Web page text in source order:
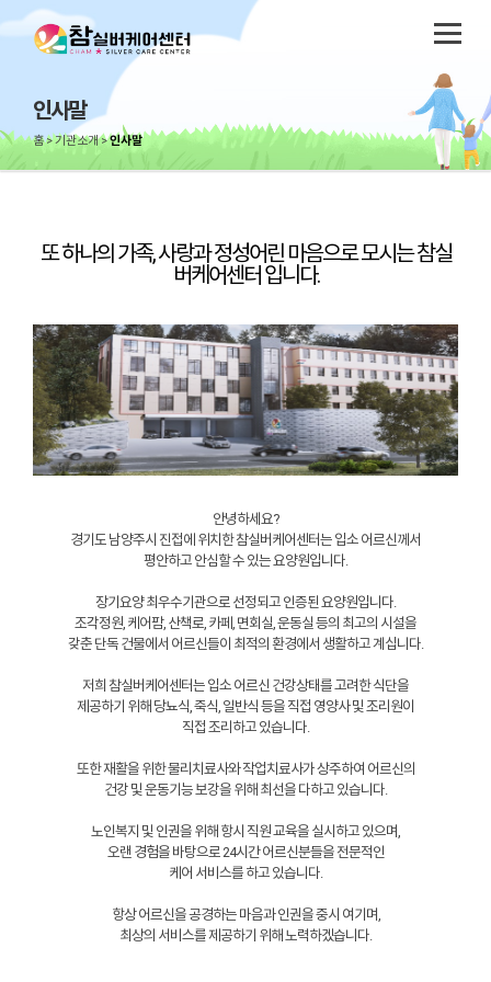
인사말
홈 기관소개 인사말
또 하나의 가족, 사랑과 정성어린 마음으로 모시는 참실
버케어센터 입니다.
안녕하세요?
경기도 남양주시 진접에 위치한 참실버케어센터는 입소 어르신께서
평안하고 안심할 수 있는 요양원입니다.
장기요양 최우수기관으로 선정되고 인증된 요양원입니다.
조각정원, 케어팜, 산책로, 카페, 면회실, 운동실 등의 최고의 시설을
갖춘 단독 건물에서 어르신들이 최적의 환경에서 생활하고 계십니다.
저희 참실버케어센터는 입소 어르신 건강상태를 고려한 식단을
제공하기 위해 당뇨식, 죽식, 일반식 등을 직접 영양사 및 조리원이
직접 조리하고 있습니다.
또한 재활을 위한 물리치료사와 작업치료사가 상주하여 어르신의
건강 및 운동기능 보강을 위해 최선을 다하고 있습니다.
노인복지 및 인권을 위해 항시 직원 교육을 실시하고 있으며,
오랜 경험을 바탕으로 24시간 어르신분들을 전문적인
케어 서비스를 하고 있습니다.
항상 어르신을 공경하는 마음과 인권을 중시 여기며,
최상의 서비스를 제공하기 위해 노력하겠습니다.